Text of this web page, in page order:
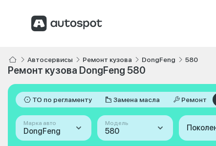
Автосервисы Ремонт кузова DongFeng 580
Ремонт кузова DongFeng 580
ТО по регламенту Замена масла Ремонт
Марка авто
DongFeng
Модель
580